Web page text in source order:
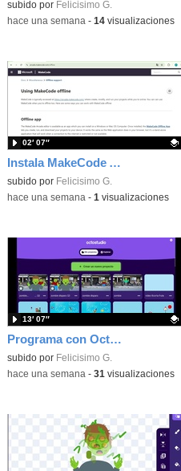
Contenido educativo.
subido por Felicisimo G.
-hace una semana - 14visualizaciones
Instala MakeCode Arcade offline para programar grandes juegos sin necesidad de Internet
Contenido educativo.
subido por Felicisimo G.
02′ 07″
-hace una semana - 1 visualizaciones
Programa con OctoStudio, un juego de disparos contra Zombies con un cargador basado en el House of the dead
Contenido educativo.
subido por Felicisimo G.
13′ 07″
-hace una semana - 31 visualizaciones